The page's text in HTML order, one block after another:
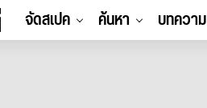
จัดสเปค ค้นหา บทความ